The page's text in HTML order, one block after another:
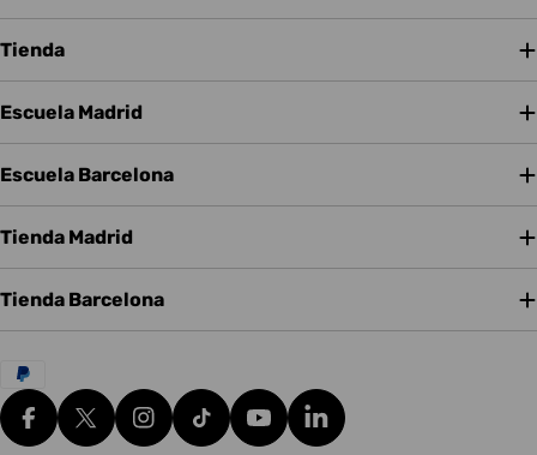
Tienda
Escuela Madrid
Escuela Barcelona
Tienda Madrid
Tienda Barcelona
Métodos
de
pagoFacebookX (Twitter)Instagram
tiktok YouTubeTranslation missing: